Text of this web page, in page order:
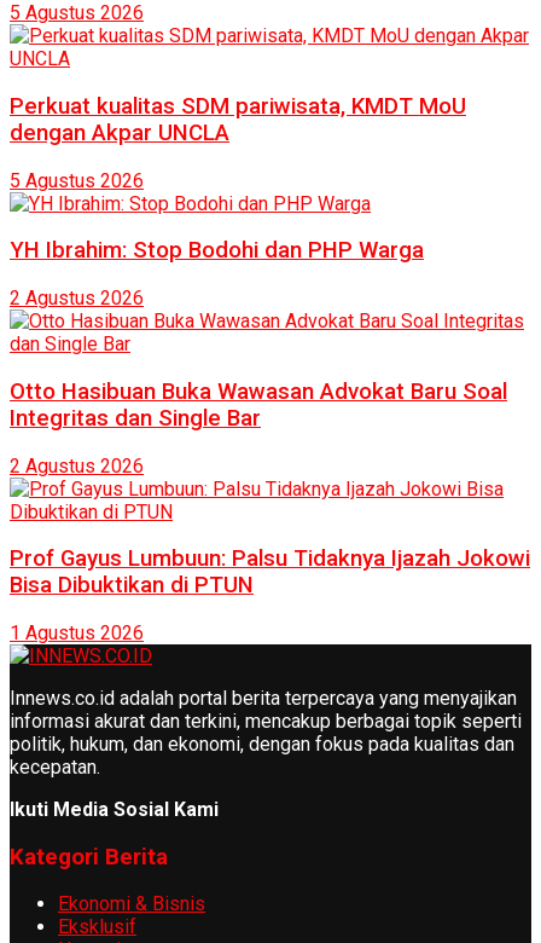
5 Agustus 2026
Perkuat kualitas SDM pariwisata, KMDT MoU
dengan Akpar UNCLA
5 Agustus 2026
YH Ibrahim: Stop Bodohi dan PHP Warga
2 Agustus 2026
Otto Hasibuan Buka Wawasan Advokat Baru Soal
Integritas dan Single Bar
2 Agustus 2026
Prof Gayus Lumbuun: Palsu Tidaknya Ijazah Jokowi
Bisa Dibuktikan di PTUN
1 Agustus 2026
Innews.co.id adalah portal berita terpercaya yang menyajikan
informasi akurat dan terkini, mencakup berbagai topik seperti
politik, hukum, dan ekonomi, dengan fokus pada kualitas dan
kecepatan.
Ikuti Media Sosial Kami
Kategori Berita
Ekonomi & Bisnis
Eksklusif